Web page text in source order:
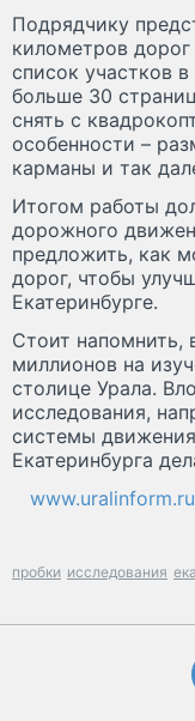
Подрядчику
километров дорог
список участков
больше 30
снять с
особенности –
карманы и так
Итогом работы
дорожного
предложить, как
дорог, чтобы
Екатеринбурге.
Стоит напомнить,
миллионов на
столице Урала.
исследования,
системы
Екатеринбурга
www.uralinform.ru
пробки исследования